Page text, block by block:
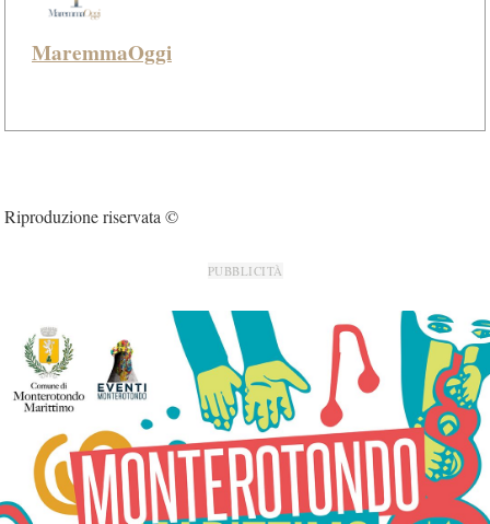
MaremmaOggi
Riproduzione riservata ©
PUBBLICITÀ